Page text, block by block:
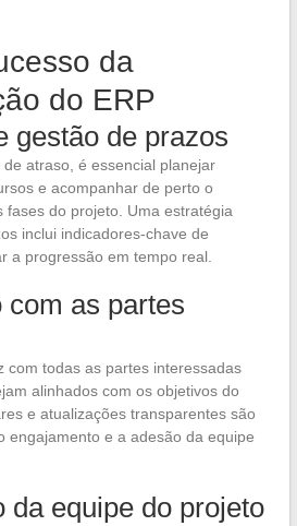
da
do ERP
gestão de prazos
atraso, é essencial planejar
e acompanhar de perto o
fases do projeto. Uma estratégia
inclui indicadores-chave de
a progressão em tempo real.
as partes
com todas as partes interessadas
alinhados com os objetivos do
e atualizações transparentes são
engajamento e a adesão da equipe
da equipe do projeto